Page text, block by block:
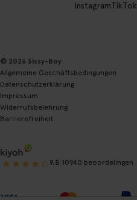
InstagramTikTok
© 2026 Sissy-Boy
Allgemeine Geschäftsbedingungen
Datenschutzerklärung
Impressum
Widerrufsbelehrung
Barrierefreiheit
9.5 10940 beoordelingen